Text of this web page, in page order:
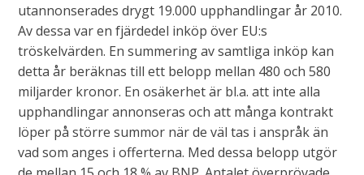
utannonserades drygt 19.000 upphandlingar år 2010.
Av dessa var en fjärdedel inköp över EU:s
tröskelvärden. En summering av samtliga inköp kan
detta år beräknas till ett belopp mellan 480 och 580
miljarder kronor. En osäkerhet är bl.a. att inte alla
upphandlingar annonseras och att många kontrakt
löper på större summor när de väl tas i anspråk än
vad som anges i offerterna. Med dessa belopp utgör